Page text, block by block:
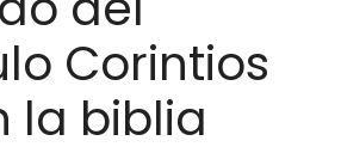
Corintios
la biblia